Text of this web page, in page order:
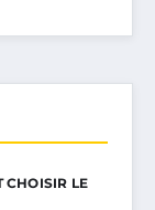
CHOISIR LE